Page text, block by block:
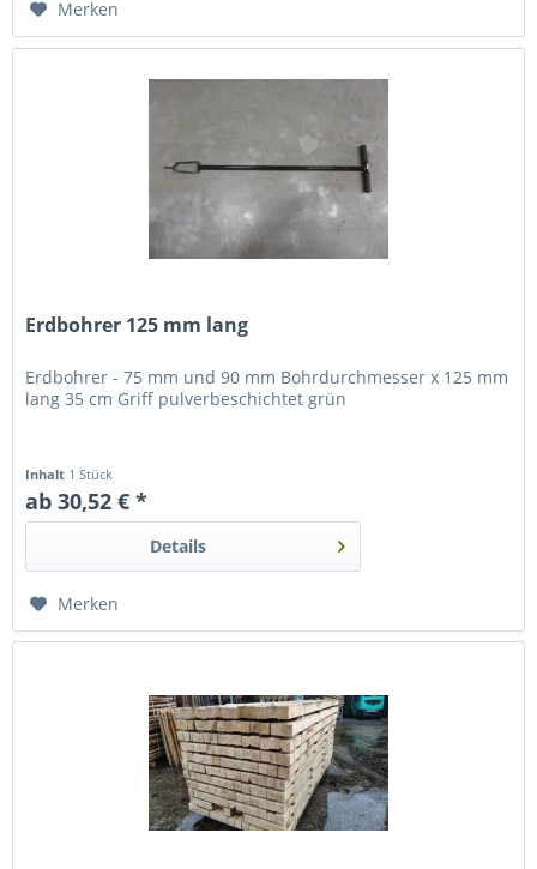
Merken
Erdbohrer 125 mm lang
Erdbohrer - 75 mm und 90 mm Bohrdurchmesser x 125 mm
lang 35 cm Griff pulverbeschichtet grün
Inhalt 1 Stück
ab 30,52 € *
Details
Merken